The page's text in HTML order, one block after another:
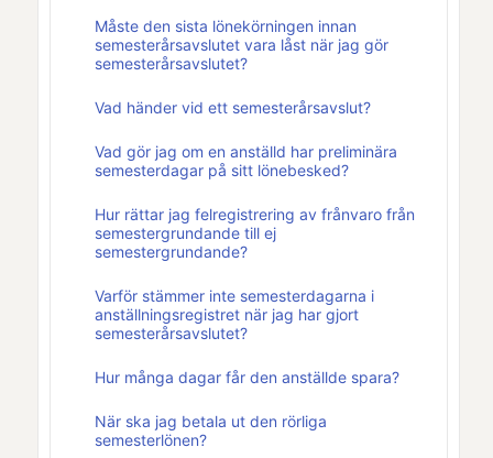
Måste den sista lönekörningen innan
semesterårsavslutet vara låst när jag gör
semesterårsavslutet?
Vad händer vid ett semesterårsavslut?
Vad gör jag om en anställd har preliminära
semesterdagar på sitt lönebesked?
Hur rättar jag felregistrering av frånvaro från
semestergrundande till ej
semestergrundande?
Varför stämmer inte semesterdagarna i
anställningsregistret när jag har gjort
semesterårsavslutet?
Hur många dagar får den anställde spara?
När ska jag betala ut den rörliga
semesterlönen?